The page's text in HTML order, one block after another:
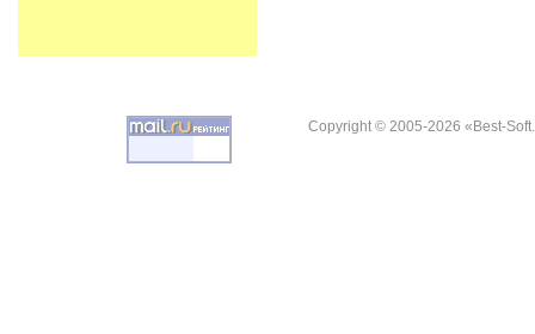
Copyright © 2005-2026 «Best-